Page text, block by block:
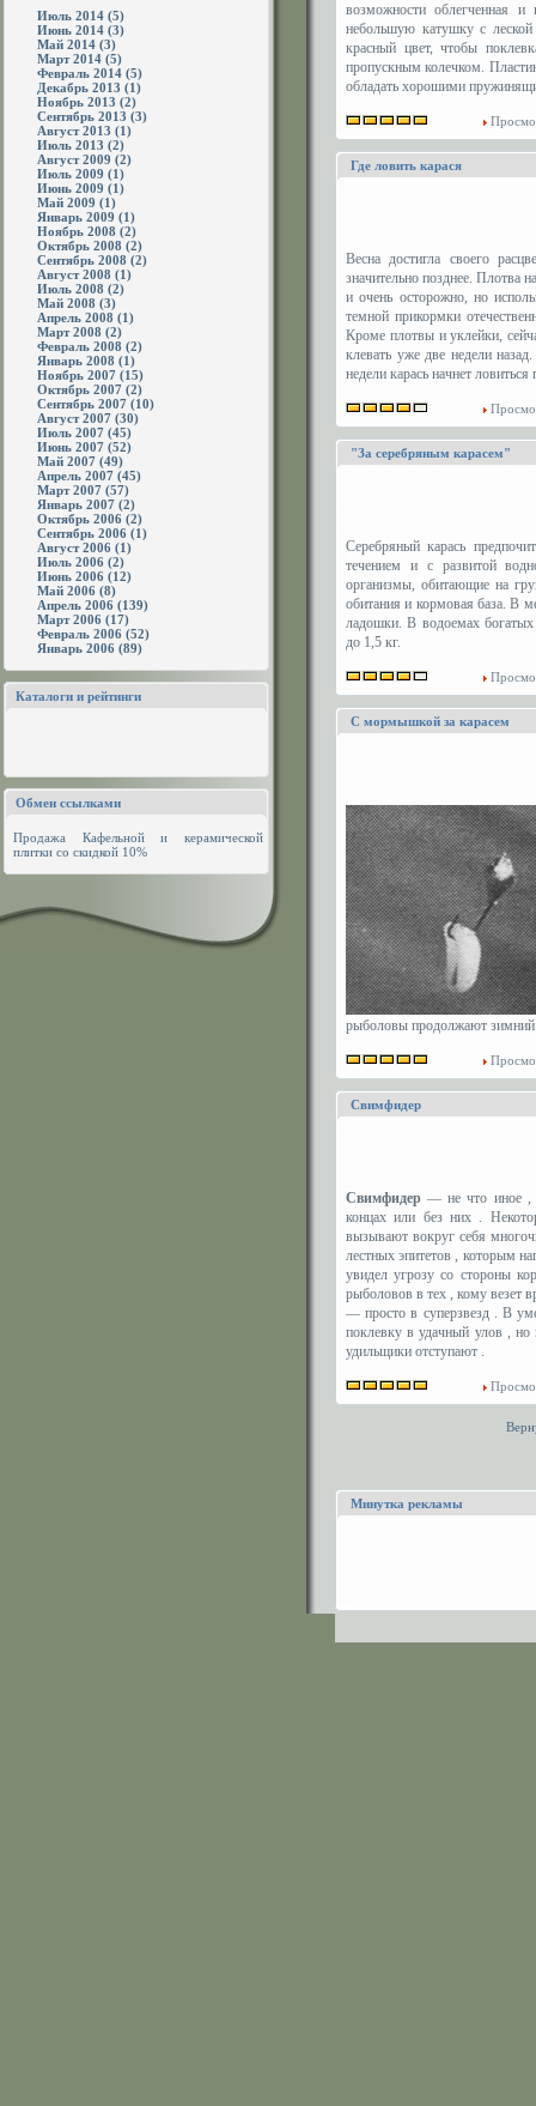
Июль 2014 (5)
Июнь 2014 (3)
Май 2014 (3)
Март 2014 (5)
Февраль 2014 (5)
Декабрь 2013 (1)
Ноябрь 2013 (2)
Сентябрь 2013 (3)
Август 2013 (1)
Июль 2013 (2)
Август 2009 (2)
Июль 2009 (1)
Июнь 2009 (1)
Май 2009 (1)
Январь 2009 (1)
Ноябрь 2008 (2)
Октябрь 2008 (2)
Сентябрь 2008 (2)
Август 2008 (1)
Июль 2008 (2)
Май 2008 (3)
Апрель 2008 (1)
Март 2008 (2)
Февраль 2008 (2)
Январь 2008 (1)
Ноябрь 2007 (15)
Октябрь 2007 (2)
Сентябрь 2007 (10)
Август 2007 (30)
Июль 2007 (45)
Июнь 2007 (52)
Май 2007 (49)
Апрель 2007 (45)
Март 2007 (57)
Январь 2007 (2)
Октябрь 2006 (2)
Сентябрь 2006 (1)
Август 2006 (1)
Июль 2006 (2)
Июнь 2006 (12)
Май 2006 (8)
Апрель 2006 (139)
Март 2006 (17)
Февраль 2006 (52)
Январь 2006 (89)
Каталоги и рейтинги
Обмен ссылками
Продажа Кафельной и керамической
плитки со скидкой 10%
возможности облегченная
небольшую катушку с
красный цвет, чтобы
пропускным колечком.
обладать хорошими
Где ловить карася
Весна достигла своего
значительно позднее. Плотва
и очень осторожно, но
темной прикормки
Кроме плотвы и уклейки,
клевать уже две недели
недели карась начнет ловиться
"За серебряным карасем"
Серебряный карась
течением и с развитой
организмы, обитающие на
обитания и кормовая база. В
ладошки. В водоемах богатых
до 1,5 кг.
С мормышкой за карасем
рыболовы продолжают зимний
Свимфидер
Свимфидер — не что иное ,
концах или без них .
вызывают вокруг себя
лестных эпитетов , которым
увидел угрозу со стороны
рыболовов в тех , кому везет
— просто в суперзвезд . В
поклевку в удачный улов , но
удильщики отступают .
Минутка рекламы